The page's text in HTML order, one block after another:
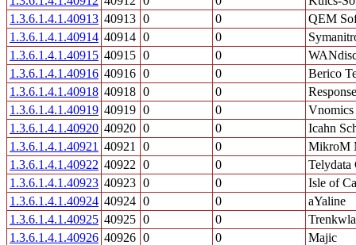
1.3.6.1.4.1.40913 40913 0 0
QEM
1.3.6.1.4.1.40914 40914 0 0
1.3.6.1.4.1.40915 40915 0 0
1.3.6.1.4.1.40916 40916 0 0
Berico
1.3.6.1.4.1.40918 40918 0 0
1.3.6.1.4.1.40919 40919 0 0
Vnomics
1.3.6.1.4.1.40920 40920 0 0
Icahn
1.3.6.1.4.1.40921 40921 0 0
MikroM
1.3.6.1.4.1.40922 40922 0 0
Telydata
1.3.6.1.4.1.40923 40923 0 0
Isle of
1.3.6.1.4.1.40924 40924 0 0
aYaline
1.3.6.1.4.1.40925 40925 0 0
1.3.6.1.4.1.40926 40926 0 0
Majic